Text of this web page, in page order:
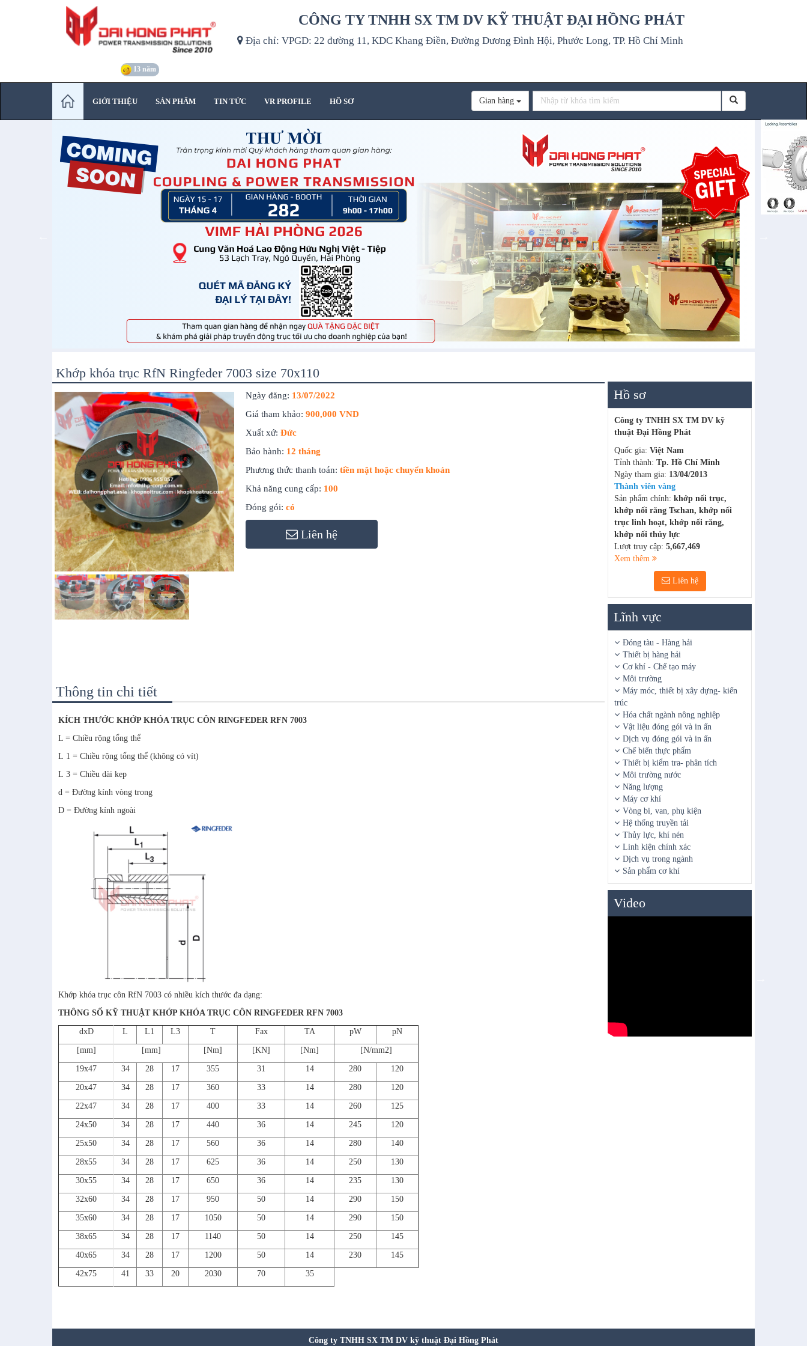
13 năm
CÔNG TY TNHH SX TM DV KỸ THUẬT ĐẠI HỒNG PHÁT
Địa chỉ: VPGD: 22 đường 11, KDC Khang Điền, Đường Dương Đình Hội, Phước Long, TP. Hồ Chí Minh
Gian hàng
GIỚI THIỆU SẢN PHẨM TIN TỨC VR PROFILE HỒ SƠ
Hồ sơ
Công ty TNHH SX TM DV kỹ
thuật Đại Hồng Phát
Quốc gia: Việt Nam
Tỉnh thành: Tp. Hồ Chí Minh
Ngày tham gia: 13/04/2013
Thành viên vàng
Sản phẩm chính: khớp nối trục,
khớp nối răng Tschan, khớp nối
trục linh hoạt, khớp nối răng,
khớp nối thủy lực
Lượt truy cập: 5,667,469
Xem thêm
Liên hệ
Lĩnh vực
Đóng tàu - Hàng hải
Thiết bị hàng hải
Cơ khí - Chế tạo máy
Môi trường
Máy móc, thiết bị xây dựng- kiến
trúc
Hóa chất ngành nông nghiệp
Vật liệu đóng gói và in ấn
Dịch vụ đóng gói và in ấn
Chế biến thực phẩm
Thiết bị kiểm tra- phân tích
Môi trường nước
Năng lượng
Máy cơ khí
Vòng bi, van, phụ kiện
Hệ thống truyền tải
Thủy lực, khí nén
Linh kiện chính xác
Dịch vụ trong ngành
Sản phẩm cơ khí
Video
Khớp khóa trục RfN Ringfeder 7003 size 70x110
Ngày đăng: 13/07/2022
Giá tham khảo: 900,000 VND
Xuất xứ: Đức
Bảo hành: 12 tháng
Phương thức thanh toán: tiền mặt hoặc chuyển khoản
Khả năng cung cấp: 100
Đóng gói: có
Liên hệ
Thông tin chi tiết
KÍCH THƯỚC KHỚP KHÓA TRỤC CÔN RINGFEDER RFN 7003
L = Chiều rộng tổng thể
L 1 = Chiều rộng tổng thể (không có vít)
L 3 = Chiều dài kẹp
d = Đường kính vòng trong
D = Đường kính ngoài
Khớp khóa trục côn RfN 7003 có nhiều kích thước đa dạng:
THÔNG SỐ KỸ THUẬT KHỚP KHÓA TRỤC CÔN RINGFEDER RFN 7003
dxD L L1 L3 T Fax TA pW pN
[mm] [mm] [Nm] [KN] [Nm] [N/mm2]
19x47 34 28 17 355 31 14 280 120
20x47 34 28 17 360 33 14 280 120
22x47 34 28 17 400 33 14 260 125
24x50 34 28 17 440 36 14 245 120
25x50 34 28 17 560 36 14 280 140
28x55 34 28 17 625 36 14 250 130
30x55 34 28 17 650 36 14 235 130
32x60 34 28 17 950 50 14 290 150
35x60 34 28 17 1050 50 14 290 150
38x65 34 28 17 1140 50 14 250 145
40x65 34 28 17 1200 50 14 230 145
42x75 41 33 20 2030 70 35
Công ty TNHH SX TM DV kỹ thuật Đại Hồng Phát